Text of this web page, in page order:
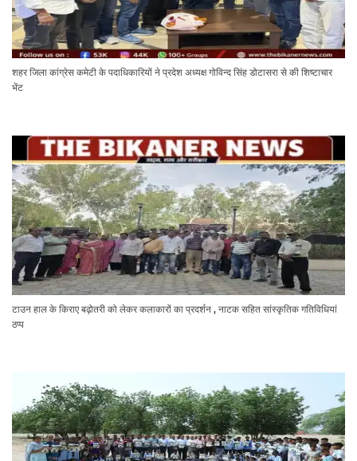
शहर जिला कांग्रेस कमेटी के पदाधिकारियों ने प्रदेश अध्यक्ष गोविन्द सिंह डोटासरा से की शिष्टाचार
भेंट
टाउन हाल के किराए बढ़ोतरी को लेकर कलाकारों का प्रदर्शन , नाटक सहित सांस्कृतिक गतिविधियां
ठप्प